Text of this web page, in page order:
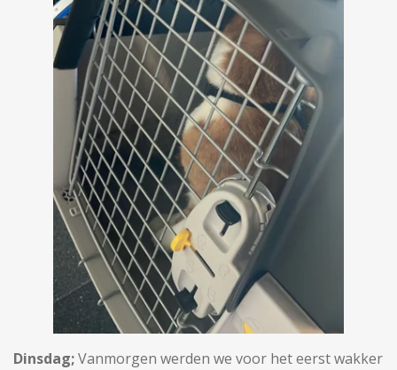
Dinsdag;Vanmorgen werden we voor het eerst wakker